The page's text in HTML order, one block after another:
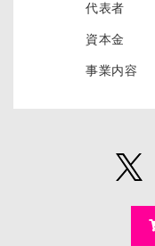
代表者
資本金
事業内容